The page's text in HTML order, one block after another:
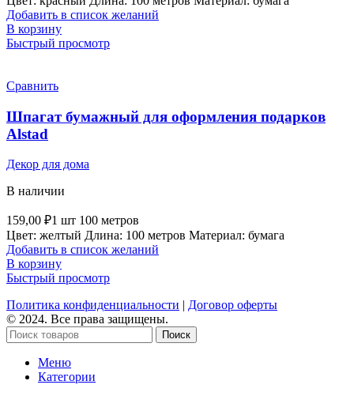
Добавить в список желаний
В корзину
Быстрый просмотр
Сравнить
Шпагат бумажный для оформления подарков
Alstad
Декор для дома
В наличии
159,00 ₽1 шт 100 метров
Цвет: желтый Длина: 100 метров Материал: бумага
Добавить в список желаний
В корзину
Быстрый просмотр
Политика конфиденциальности | Договор оферты
© 2024. Все права защищены.
Поиск
Меню
Категории